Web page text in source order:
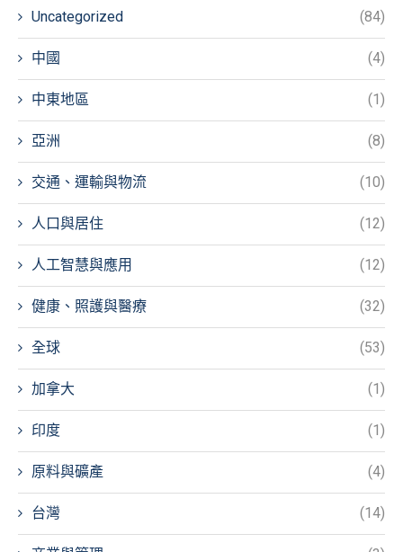
Uncategorized (84)
中國 (4)
中東地區 (1)
亞洲 (8)
交通、運輸與物流 (10)
人口與居住 (12)
人工智慧與應用 (12)
健康、照護與醫療 (32)
全球 (53)
加拿大 (1)
印度 (1)
原料與礦產 (4)
台灣 (14)